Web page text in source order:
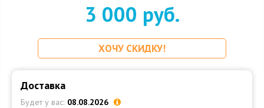
3 000 руб.
ХОЧУ СКИДКУ!
Доставка
Будет у вас: 08.08.2026